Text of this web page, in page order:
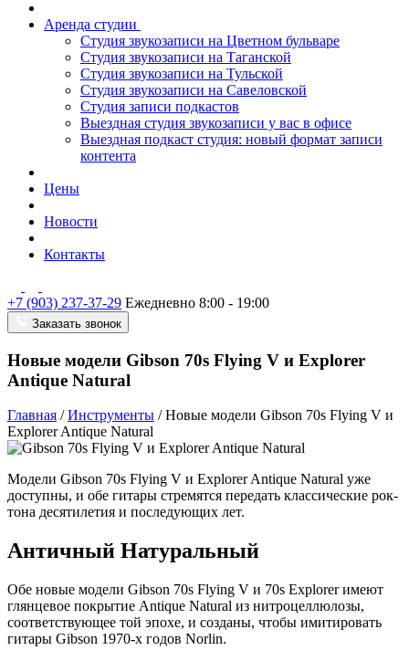
Аренда студии
Студия звукозаписи на Цветном бульваре
Студия звукозаписи на Таганской
Студия звукозаписи на Тульской
Студия звукозаписи на Савеловской
Студия записи подкастов
Выездная студия звукозаписи у вас в офисе
Выездная подкаст студия: новый формат записи
контента
Цены
Новости
Контакты
+7 (903) 237-37-29 Ежедневно 8:00 - 19:00
Заказать звонок
Новые модели Gibson 70s Flying V и Explorer
Antique Natural
Главная /Инструменты /Новые модели Gibson 70s Flying V и
Explorer Antique Natural
Модели Gibson 70s Flying V и Explorer Antique Natural уже
доступны, и обе гитары стремятся передать классические рок-
тона десятилетия и последующих лет.
Античный Натуральный
Обе новые модели Gibson 70s Flying V и 70s Explorer имеют
глянцевое покрытие Antique Natural из нитроцеллюлозы,
соответствующее той эпохе, и созданы, чтобы имитировать
гитары Gibson 1970-х годов Norlin.